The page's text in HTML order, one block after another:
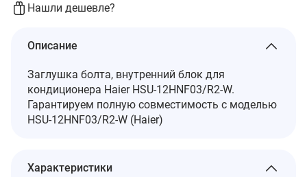
Нашли дешевле?
Описание
Заглушка болта, внутренний блок для
кондиционера Haier HSU-12HNF03/R2-W.
Гарантируем полную совместимость с моделью
HSU-12HNF03/R2-W (Haier)
Характеристики